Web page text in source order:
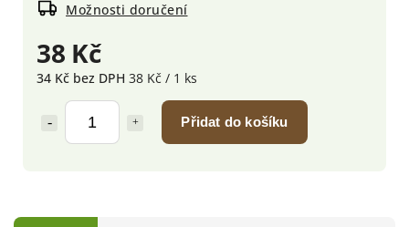
38 Kč
34 Kč bez DPH 38 Kč / 1 ks
Přidat do košíku
Možnosti doručení